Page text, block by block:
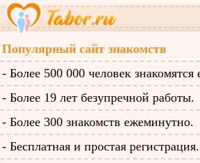
Популярный сайт знакомств
- Более 500 000 человек знакомятся
- Более 19 лет безупречной работы.
- Более 300 знакомств ежеминутно.
- Бесплатная и простая регистрация.